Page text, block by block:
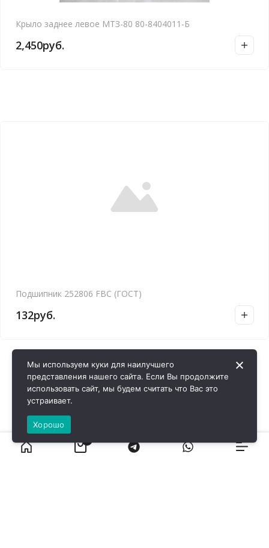
Крыло заднее левое МТЗ-80 80-8404011-Б
2,450руб.
Подшипник 252806 FBC (ГОСТ)
132руб.
Мы используем куки для наилучшего
представления нашего сайта. Если Вы продолжите
использовать сайт, мы будем считать что Вас это
устраивает.
Хорошо